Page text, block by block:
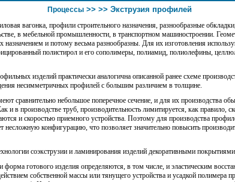
Процессы>> >> Экструзия профилей
вагонка, профили строительного назначения, разнообразные
в мебельной промышленности, в транспортном машиностроении.
назначением и потому весьма разнообразны. Для их изготовления
полистирол и его сополимеры, полиамид, полиолефины,
изделий практически аналогична описанной ранее схеме
несимметричных профилей с большим различием в толщине.
сравнительно небольшое поперечное сечение, и для их производства
и в производстве труб, производительность лимитируется, как правило,
и скоростью приемного устройства. Поэтому для производства
несложную конфигурацию, что позволяет значительно повысить
соэкструзии и ламинирования изделий декоративными
готового изделия определяются, в том числе, и эластическим
собственной массы или тянущего устройства и усад­кой полимера